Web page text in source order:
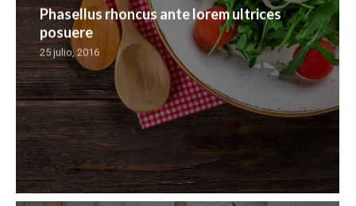
Phasellus rhoncus ante lorem ultrices
posuere
25 julio, 2016